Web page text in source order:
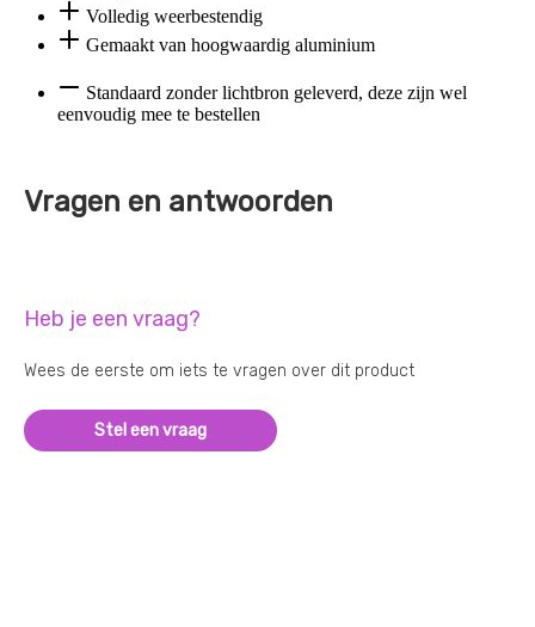
Volledig weerbestendig
Gemaakt van hoogwaardig aluminium
Standaard zonder lichtbron geleverd, deze zijn wel
eenvoudig mee te bestellen
Vragen en antwoorden
Heb je een vraag?
Wees de eerste om iets te vragen over dit product
Stel een vraag